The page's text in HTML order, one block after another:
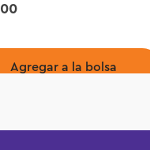
00
Agregar a la bolsa